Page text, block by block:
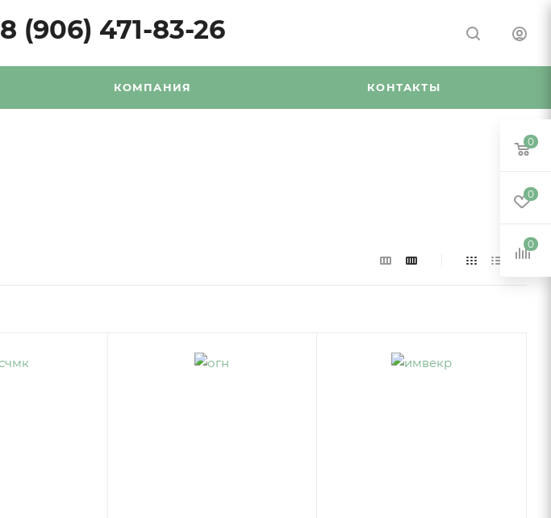
8 (906) 471-83-26
КОМПАНИЯ КОНТАКТЫ
0
0
0